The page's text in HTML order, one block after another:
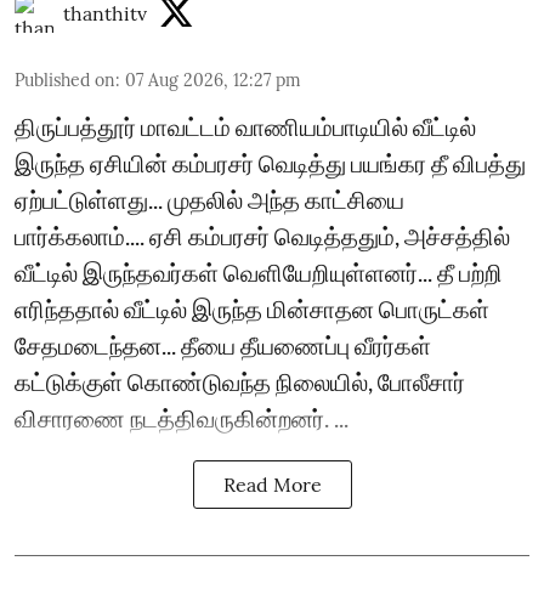
thanthitv
Published on: 07 Aug 2026, 12:27 pm
திருப்பத்தூர் மாவட்டம் வாணியம்பாடியில் வீட்டில்
இருந்த ஏசியின் கம்பரசர் வெடித்து பயங்கர தீ விபத்து
ஏற்பட்டுள்ளது... முதலில் அந்த காட்சியை
பார்க்கலாம்.... ஏசி கம்பரசர் வெடித்ததும், அச்சத்தில்
வீட்டில் இருந்தவர்கள் வெளியேறியுள்ளனர்... தீ பற்றி
எரிந்ததால் வீட்டில் இருந்த மின்சாதன பொருட்கள்
சேதமடைந்தன... தீயை தீயணைப்பு வீரர்கள்
கட்டுக்குள் கொண்டுவந்த நிலையில், போலீசார்
விசாரணை நடத்திவருகின்றனர். ...
Read More